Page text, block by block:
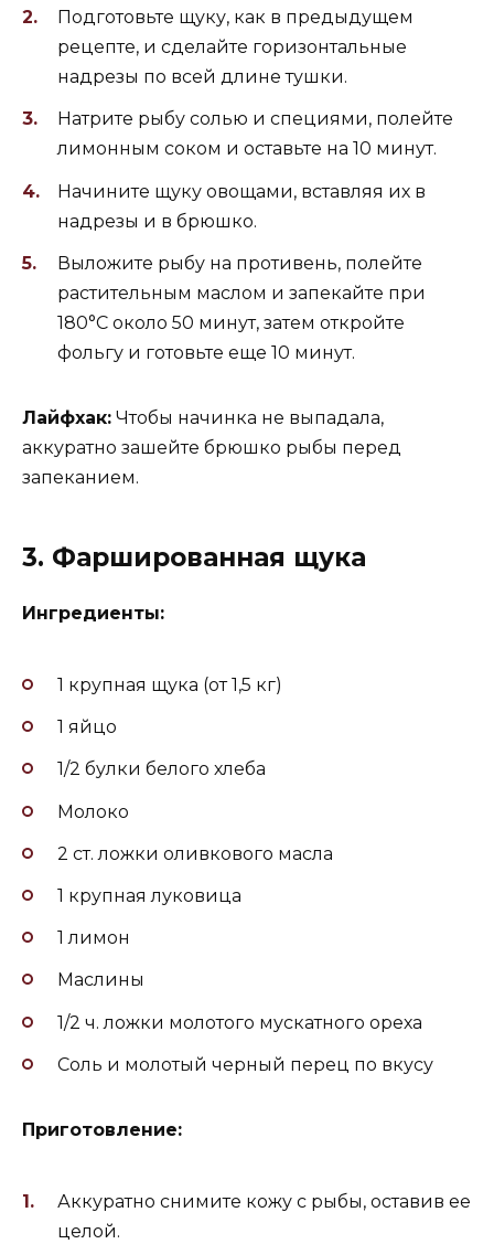
Подготовьте щуку, как в предыдущем
рецепте, и сделайте горизонтальные
надрезы по всей длине тушки.
Натрите рыбу солью и специями, полейте
лимонным соком и оставьте на 10 минут.
Начините щуку овощами, вставляя их в
надрезы и в брюшко.
Выложите рыбу на противень, полейте
растительным маслом и запекайте при
180°C около 50 минут, затем откройте
фольгу и готовьте еще 10 минут.
Лайфхак: Чтобы начинка не выпадала,
аккуратно зашейте брюшко рыбы перед
запеканием.
3. Фаршированная щука
Ингредиенты:
1 крупная щука (от 1,5 кг)
1 яйцо
1/2 булки белого хлеба
Молоко
2 ст. ложки оливкового масла
1 крупная луковица
1 лимон
Маслины
1/2 ч. ложки молотого мускатного ореха
Соль и молотый черный перец по вкусу
Приготовление:
Аккуратно снимите кожу с рыбы, оставив ее
целой.